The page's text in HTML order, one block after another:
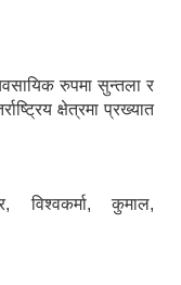
रुपमा सुन्तला र
क्षेत्रमा प्रख्यात
विश्वकर्मा, कुमाल,